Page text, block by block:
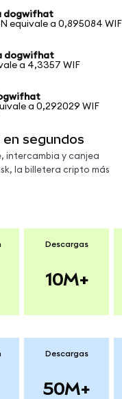
dogwifhat
equivale a 0,895084 WIF
dogwifhat
a 4,3357 WIF
a 0,292029 WIF
en segundos
intercambia y canjea
la billetera cripto más
Descargas
10M+
Descargas
50M+